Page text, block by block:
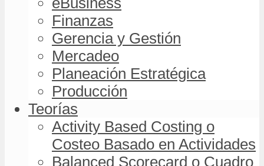
Finanzas
Gerencia y Gestión
Mercadeo
Planeación Estratégica
Producción
Teorías
Activity Based Costing o
Costeo Basado en Actividades
Balanced Scorecard o Cuadro